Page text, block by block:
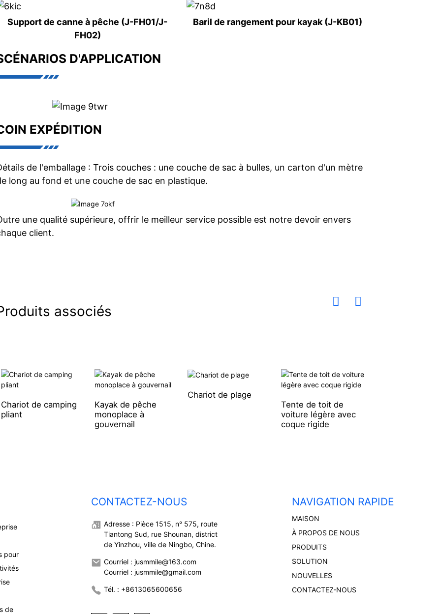
Support de canne à pêche (J-FH01/J-
FH02)
Baril de rangement pour kayak (J-KB01)
D'APPLICATION
EXPÉDITION
de l'emballage : Trois couches : une couche de sac à bulles, un carton d'un mètre
long au fond et une couche de sac en plastique.
une qualité supérieure, offrir le meilleur service possible est notre devoir envers
client.
associés
Chariot de camping
pliant
Kayak de pêche
monoplace à
gouvernail
Chariot de plage
Tente de toit de
voiture légère avec
coque rigide
pour
de
CONTACTEZ-NOUS
Adresse : Pièce 1515, n° 575, route
Tiantong Sud, rue Shounan, district
de Yinzhou, ville de Ningbo, Chine.
Courriel : jusmmile@163.com
Courriel : jusmmile@gmail.com
Tél. : +8613065600656
NAVIGATION RAPIDE
MAISON
À PROPOS DE NOUS
PRODUITS
SOLUTION
NOUVELLES
CONTACTEZ-NOUS